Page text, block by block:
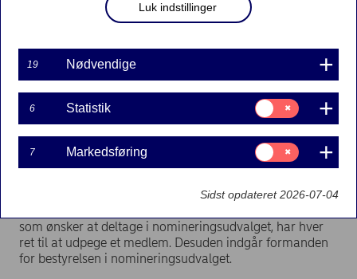
Pressemeddelelse | 12-09-2017 12:00
På Nordeas ordinære generalforsamling i 2017 blev det
besluttet at nedsætte et nomineringsudvalg, der har til
opgave inden den ordinære generalforsamling i 2018 at
stille forslag om valg af bestyrelsesmedlemmer,
bestyrelsesformand og revisor samt vederlag til
som ønsker at deltage i nomineringsudvalget, har hver
ret til at udpege et medlem. Desuden indgår formanden
for bestyrelsen i nomineringsudvalget.
Luk indstillinger
19 Nødvendige
6 Statistik
Samtykke
til:
Statistik
7 Markedsføring
Samtykke
til:
Markedsføring
Sidst opdateret 2026-07-04